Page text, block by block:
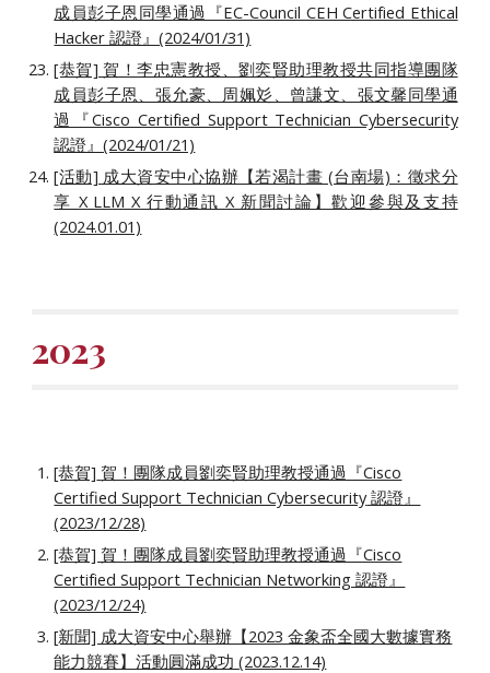
成員彭子恩同學通過『EC-Council CEH Certified Ethical
Hacker 認證』(2024/01/31)
[恭賀] 賀！李忠憲教授、劉奕賢助理教授共同指導團隊
成員彭子恩、張允豪、周姵彣、曾謙文、張文馨同學通
過『Cisco Certified Support Technician Cybersecurity
認證』(2024/01/21)
[活動] 成大資安中心協辦【若渴計畫 (台南場)：徵求分
享 X LLM X 行動通訊 X 新聞討論】歡迎參與及支持
(2024.01.01)
2023
[恭賀] 賀！團隊成員劉奕賢助理教授通過『Cisco
Certified Support Technician Cybersecurity 認證』
(2023/12/28)
[恭賀] 賀！團隊成員劉奕賢助理教授通過『Cisco
Certified Support Technician Networking 認證』
(2023/12/24)
[新聞] 成大資安中心舉辦【2023 金象盃全國大數據實務
能力競賽】活動圓滿成功 (2023.12.14)